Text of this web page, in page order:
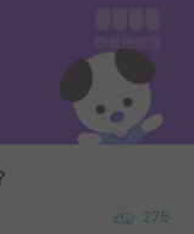
276